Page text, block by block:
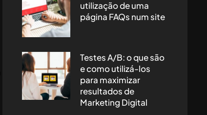
utilização de uma
página FAQs num site
Testes A/B: o que são
e como utilizá-los
para maximizar
resultados de
Marketing Digital